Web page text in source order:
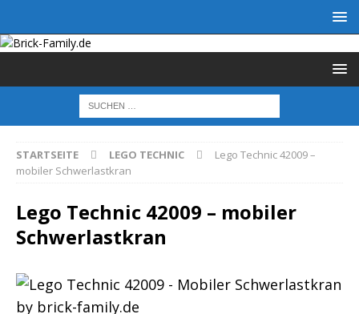
STARTSEITE LEGO TECHNIC
Lego Technic 42009 –
mobiler Schwerlastkran
Lego Technic 42009 – mobiler
Schwerlastkran